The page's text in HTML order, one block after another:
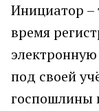
Инициатор –
время
под своей
госпошлины